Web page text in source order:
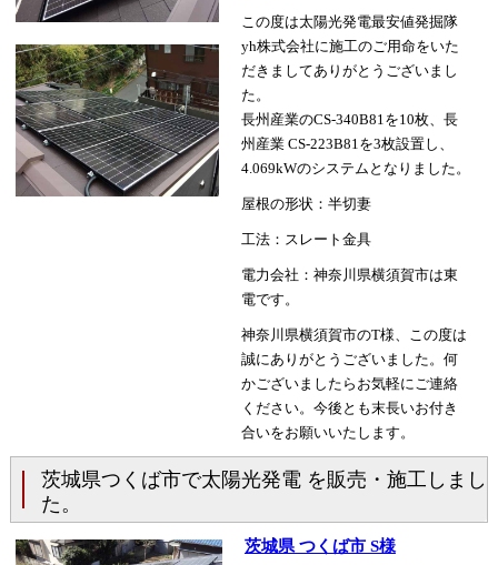
この度は太陽光発電最安値発掘隊
yh株式会社に施工のご用命をいた
だきましてありがとうございまし
た。
長州産業のCS-340B81を10枚、長
州産業 CS-223B81を3枚設置し、
4.069kWのシステムとなりました。
屋根の形状：半切妻
工法：スレート金具
電力会社：神奈川県横須賀市は東
電です。
神奈川県横須賀市のT様、この度は
誠にありがとうございました。何
かございましたらお気軽にご連絡
ください。今後とも末長いお付き
合いをお願いいたします。
茨城県つくば市で太陽光発電 を販売・施工しまし
た。
茨城県 つくば市 S様